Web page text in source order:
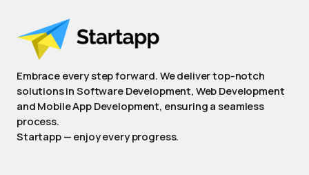
Embrace every step forward. We deliver top-notch
solutions in Software Development, Web Development
and Mobile App Development, ensuring a seamless
process.
Startapp — enjoy every progress.